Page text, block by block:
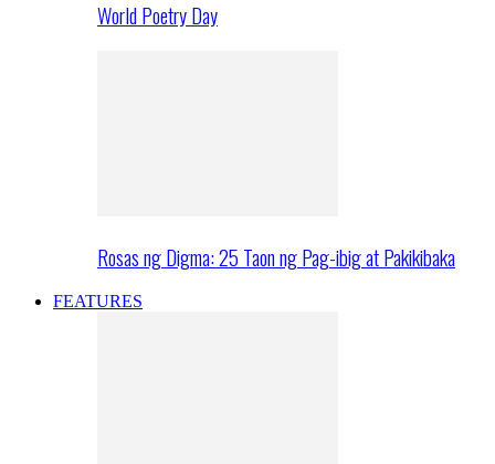
World Poetry Day
Rosas ng Digma: 25 Taon ng Pag-ibig at Pakikibaka
FEATURES